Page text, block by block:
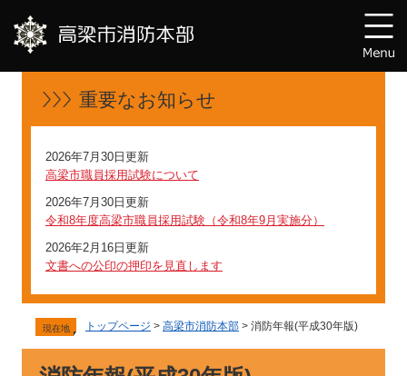
重要なお知らせ
高梁市職員採用試験について
2026年7月30日更新
令和8年度高梁市職員採用試験（令和8年9月実施分）
2026年7月30日更新
文書への公印の押印を見直します
2026年2月16日更新
現在地 トップページ > 高梁市消防本部 > 消防年報(平成30年版)